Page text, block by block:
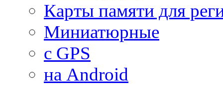
Карты памяти для
Миниатюрные
с GPS
на Android